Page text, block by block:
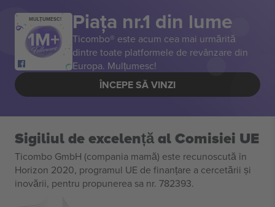
MULȚUMESC! Piața nr.1 din lume
Ticombo® este acum cea mai urmărită
dintre toate platformele de revânzare din
Europa. Mulțumesc!
ÎNCEPE SĂ VINZI
Sigiliul de excelență al Comisiei UE
Ticombo GmbH (compania mamă) este recunoscută în
Horizon 2020, programul UE de finanțare a cercetării și
inovării, pentru propunerea sa nr. 782393.